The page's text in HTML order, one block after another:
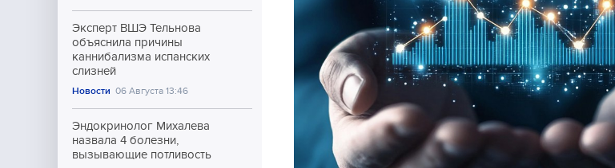
Эксперт ВШЭ Тельнова
объяснила причины
каннибализма испанских
слизней
Новости 06 Августа 13:46
Эндокринолог Михалева
назвала 4 болезни,
вызывающие потливость